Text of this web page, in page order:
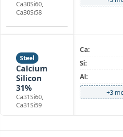
Ca30Si60,
Ca30Si58
Steel
Calcium
Silicon
31%
Ca31Si60,
Ca31Si59
Ca:
Si:
Al:
+3